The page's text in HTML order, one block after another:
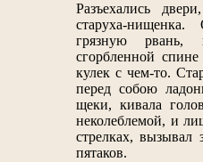
Разъехались
старуха-
грязную рвань,
сгорбленной
кулек с чем-то.
перед собою
щеки, кивала
неколеблемой, и
стрелках,
пятаков.